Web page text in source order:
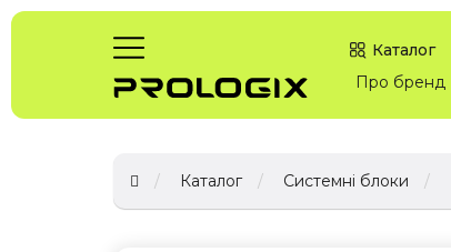
Каталог
Про бренд
Каталог Системні блоки